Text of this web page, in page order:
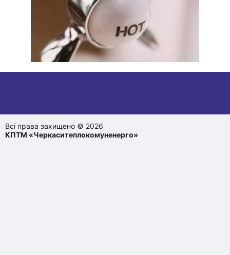
Всі права захищено © 2026
КПТМ «Черкаситеплокомуненерго»